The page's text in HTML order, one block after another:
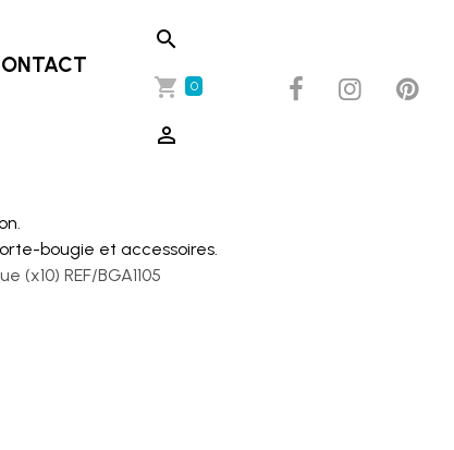
0
bougie et accessoires.
(x10) REF/BGA1105